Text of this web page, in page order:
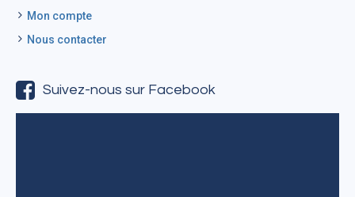
Mon compte
Nous contacter
Suivez-nous sur Facebook